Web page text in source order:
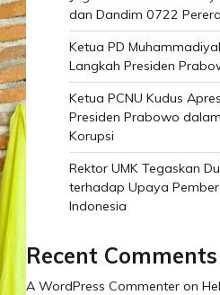
dan Dandim 0722
Ketua PD
Langkah Presiden
Ketua PCNU Kudus
Presiden Prabowo
Korupsi
Rektor UMK Tegaskan
terhadap Upaya
Indonesia
Recent Comments
A WordPress Commenter on